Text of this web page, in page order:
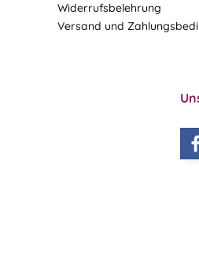
Widerrufsbelehrung
Versand und